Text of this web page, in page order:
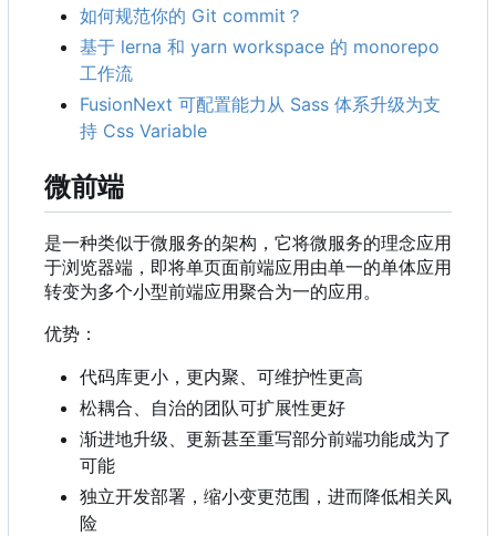
如何规范你的 Git commit ？
基于 lerna 和 yarn workspace 的 monorepo
工作流
FusionNext 可配置能力从 Sass 体系升级为支
持 Css Variable
微前端
是一种类似于微服务的架构，它将微服务的理念应用
于浏览器端，即将单页面前端应用由单一的单体应用
转变为多个小型前端应用聚合为一的应用。
优势：
代码库更小，更内聚、可维护性更高
松耦合、自治的团队可扩展性更好
渐进地升级、更新甚至重写部分前端功能成为了
可能
独立开发部署，缩小变更范围，进而降低相关风
险